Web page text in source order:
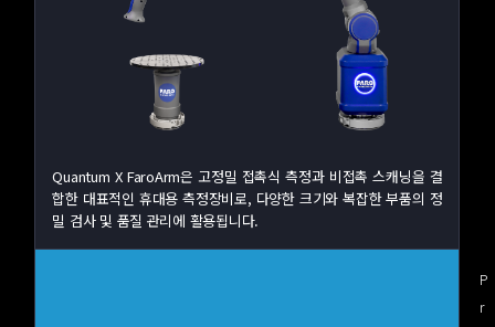
Quantum X FaroArm은 고정밀 접촉식 측정과 비접촉 스캐닝을 결
합한 대표적인 휴대용 측정장비로, 다양한 크기와 복잡한 부품의 정
밀 검사 및 품질 관리에 활용됩니다.
P
r